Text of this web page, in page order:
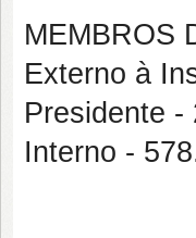
MEMBROS
Externo à
Presidente -
Interno -